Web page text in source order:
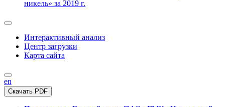
никель» за 2019 г.
Интерактивный анализ
Центр загрузки
Карта сайта
en
Скачать PDF